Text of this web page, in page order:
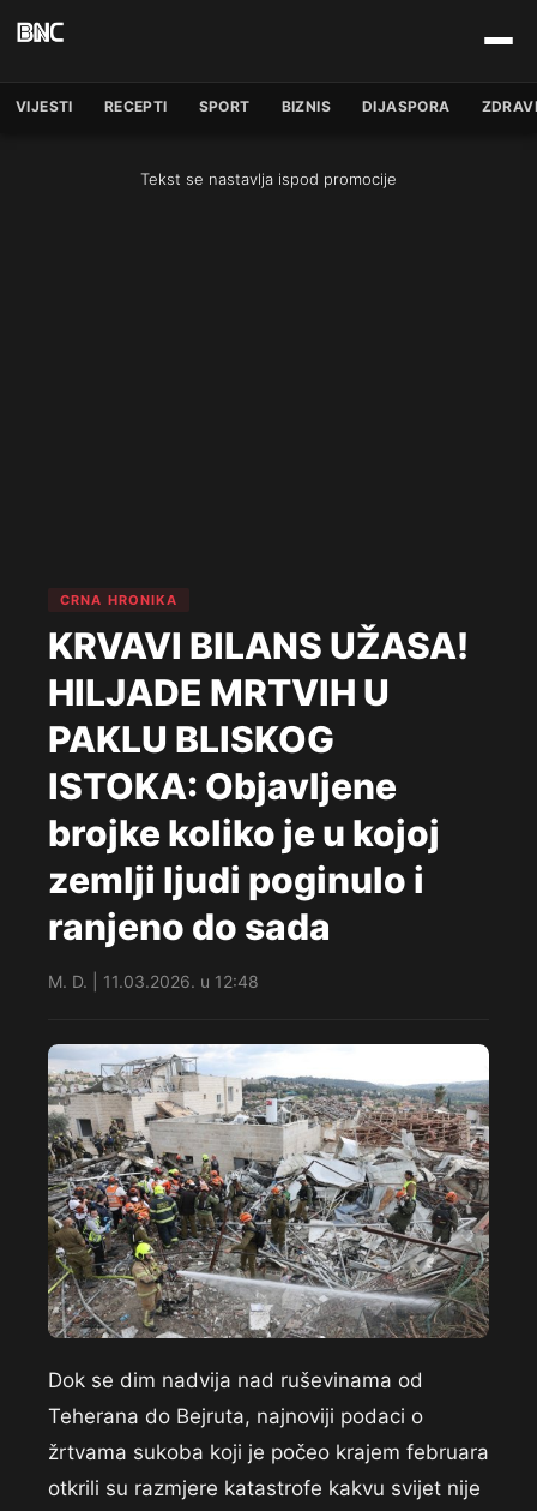
VIJESTI RECEPTI SPORT BIZNIS DIJASPORA
Tekst se nastavlja ispod promocije
CRNA HRONIKA
KRVAVI BILANS UŽASA!
HILJADE MRTVIH U
PAKLU BLISKOG
ISTOKA: Objavljene
brojke koliko je u kojoj
zemlji ljudi poginulo i
ranjeno do sada
M. D. | 11.03.2026. u 12:48
Dok se dim nadvija nad ruševinama od
Teherana do Bejruta, najnoviji podaci o
žrtvama sukoba koji je počeo krajem februara
otkrili su razmjere katastrofe kakvu svijet nije